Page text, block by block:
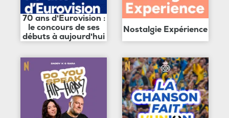
70 ans d'Eurovision :
le concours de ses
débuts à aujourd'hui
Nostalgie Expérience